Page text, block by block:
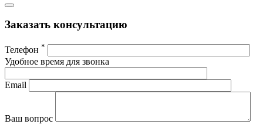
Заказать консультацию
Телефон *
Удобное время для звонка
Email
Ваш вопрос